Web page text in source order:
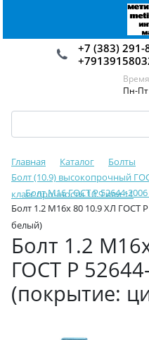
+7 (383) 291-
Пн-Пт
Главная Каталог
Болты
Болт (10.9) высокопрочный
класс прочности 10.9 или 11
Болт М16 ГОСТ Р 52644-
Болт 1.2 М16х 80 10.9 ХЛ ГОСТ
белый)
Болт 1.2
ГОСТ Р
(покрытие: